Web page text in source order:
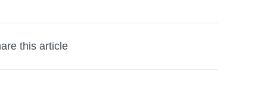
this article